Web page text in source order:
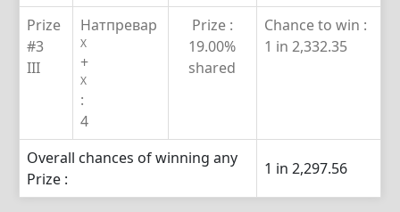
Prize
#3
III
Натпревар
X
+
X
:
4
Prize :
19.00%
shared
Chance to win :
1 in 2,332.35
Overall chances of winning any
Prize :
1 in 2,297.56